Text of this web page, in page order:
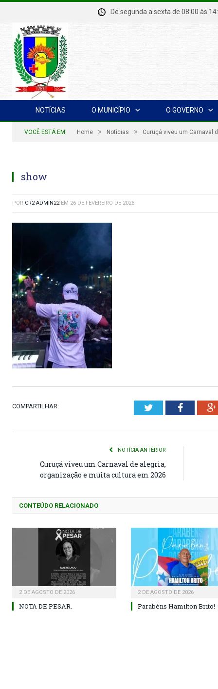
De segunda a sexta de 08:00
NOTÍCIAS O MUNICÍPIO O GOVERNO
VOCÊ ESTÁ EM: Home » Notícias » Curuçá viveu um Carnaval
show
POR CR2-ADMIN22 EM 26 DE FEVEREIRO DE 2026
COMPARTILHAR: Twitter
NOTÍCIA ANTERIOR
Curuçá viveu um Carnaval de alegria,
organização e muita cultura em 2026
CONTEÚDO RELACIONADO
2 DE AGOSTO DE 2026
NOTA DE PESAR.
2 DE AGOSTO DE 2026
Parabéns Hamilton Brito!